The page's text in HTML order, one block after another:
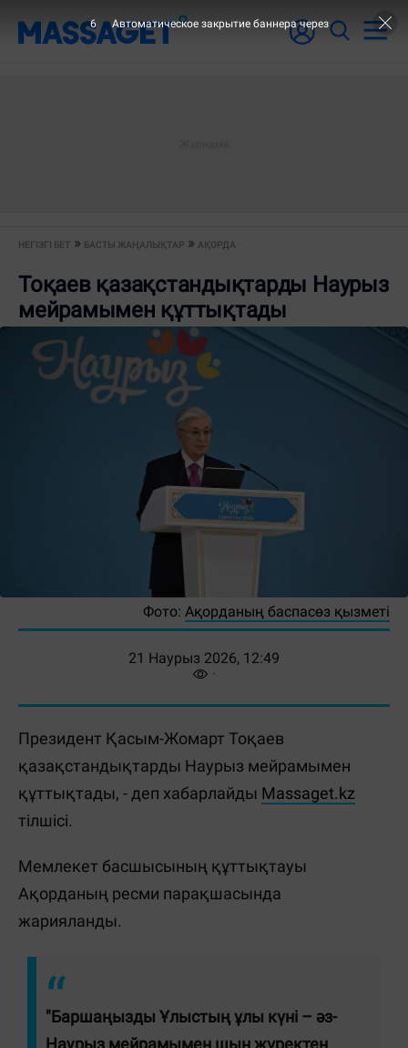
НЕГІЗГІ БЕТ БАСТЫ ЖАҢАЛЫҚТАР АҚОРДА
Тоқаев қазақстандықтарды Наурыз
мейрамымен құттықтады
Фото: Ақорданың баспасөз қызметі
21 Наурыз 2026, 12:49
Президент Қасым-Жомарт Тоқаев
қазақстандықтарды Наурыз мейрамымен
құттықтады, - деп хабарлайды Massaget.kz
тілшісі.
Мемлекет басшысының құттықтауы
Ақорданың ресми парақшасында
жарияланды.
"Баршаңызды Ұлыстың ұлы күні – әз-
Наурыз мейрамымен шын жүректен
6 Автоматическое закрытие баннера через